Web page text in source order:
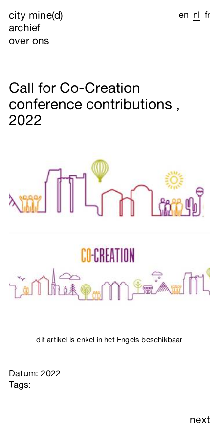
city mine(d)
archief
over ons
en nl fr
Call for Co-Creation
conference contributions ,
2022
dit artikel is enkel in het Engels beschikbaar
Datum: 2022
Tags:
next